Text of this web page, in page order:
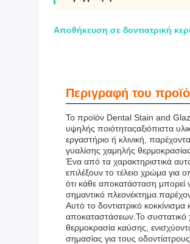
Αποθήκευση σε δοντιατρική
Περιγραφή του
Το προϊόν Dental Stain and
υψηλής ποιότηταςαξιόπιστα
εργαστήριο ή κλινική,
γυαλίσης χαμηλής
Ένα από τα χαρακτηριστικά
επιλέξουν το τέλειο χρώμα για
ότι κάθε αποκατάσταση
σημαντικό
Αυτό το δοντιατρικό
αποκαταστάσεων.Το συστατικό
θερμοκρασία καύσης,
σημασίας για τους